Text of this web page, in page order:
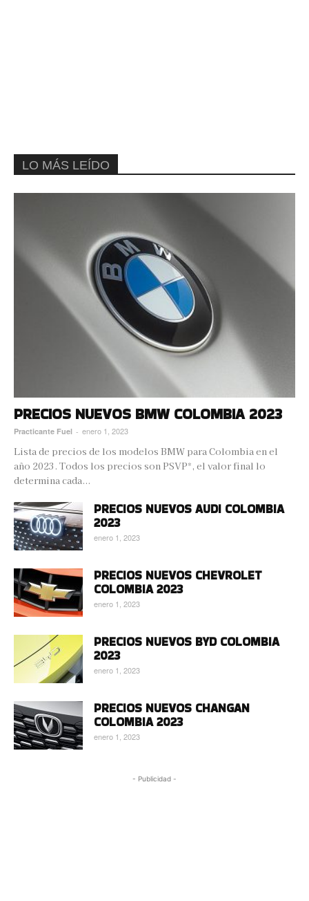
LO MÁS LEÍDO
PRECIOS NUEVOS BMW COLOMBIA 2023
Practicante Fuel - enero 1, 2023
Lista de precios de los modelos BMW para Colombia en el
año 2023. Todos los precios son PSVP*, el valor final lo
determina cada...
PRECIOS NUEVOS AUDI COLOMBIA
2023
enero 1, 2023
PRECIOS NUEVOS CHEVROLET
COLOMBIA 2023
enero 1, 2023
PRECIOS NUEVOS BYD COLOMBIA
2023
enero 1, 2023
PRECIOS NUEVOS CHANGAN
COLOMBIA 2023
enero 1, 2023
- Publicidad -